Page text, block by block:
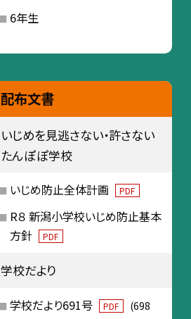
6年生
配布文書
いじめを見逃さない・許さない
たんぽぽ学校
いじめ防止全体計画 PDF
R８ 新潟小学校いじめ防止基本
方針
PDF
学校だより
学校だより691号 PDF
(698